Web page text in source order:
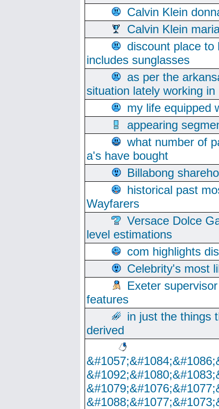
Calvin Klein
Calvin Klein
discount place
includes sunglasses
as per the
situation lately working
my life equipped
appearing
what number of
a's have bought
Billabong
historical past
Wayfarers
Versace Dolce
level estimations
com highlights
Celebrity's most
Exeter
features
in just the things
derived